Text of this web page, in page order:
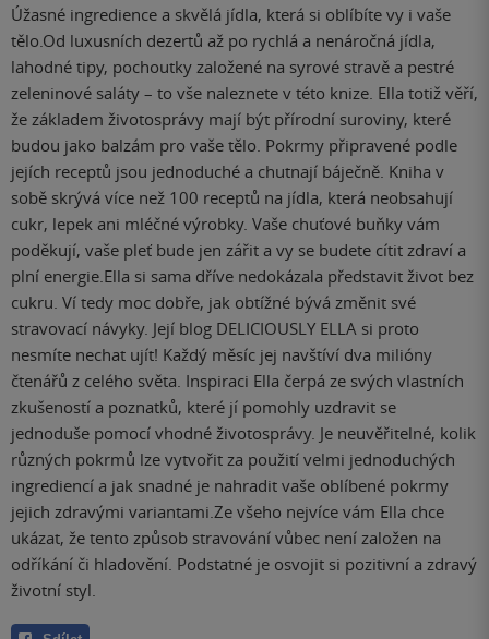
Úžasné ingredience a skvělá jídla, která si oblíbíte vy i vaše
tělo.Od luxusních dezertů až po rychlá a nenáročná jídla,
lahodné tipy, pochoutky založené na syrové stravě a pestré
zeleninové saláty – to vše naleznete v této knize. Ella totiž věří,
že základem životosprávy mají být přírodní suroviny, které
budou jako balzám pro vaše tělo. Pokrmy připravené podle
jejích receptů jsou jednoduché a chutnají báječně. Kniha v
sobě skrývá více než 100 receptů na jídla, která neobsahují
cukr, lepek ani mléčné výrobky. Vaše chuťové buňky vám
poděkují, vaše pleť bude jen zářit a vy se budete cítit zdraví a
plní energie.Ella si sama dříve nedokázala představit život bez
cukru. Ví tedy moc dobře, jak obtížné bývá změnit své
stravovací návyky. Její blog DELICIOUSLY ELLA si proto
nesmíte nechat ujít! Každý měsíc jej navštíví dva milióny
čtenářů z celého světa. Inspiraci Ella čerpá ze svých vlastních
zkušeností a poznatků, které jí pomohly uzdravit se
jednoduše pomocí vhodné životosprávy. Je neuvěřitelné, kolik
různých pokrmů lze vytvořit za použití velmi jednoduchých
ingrediencí a jak snadné je nahradit vaše oblíbené pokrmy
jejich zdravými variantami.Ze všeho nejvíce vám Ella chce
ukázat, že tento způsob stravování vůbec není založen na
odříkání či hladovění. Podstatné je osvojit si pozitivní a zdravý
životní styl.